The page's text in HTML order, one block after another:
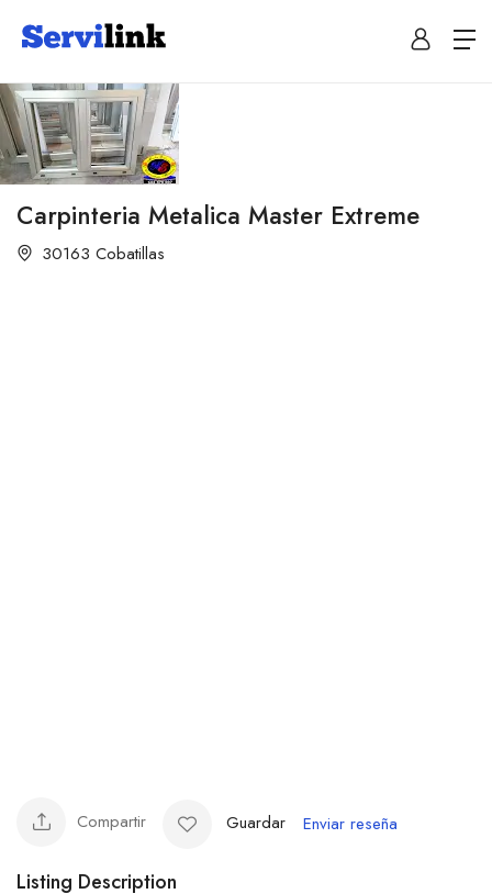
Carpinteria Metalica Master Extreme
30163 Cobatillas
Compartir Guardar Enviar reseña
Listing Description